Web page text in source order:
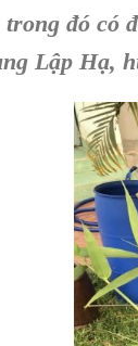
đó có
Lập Hạ,